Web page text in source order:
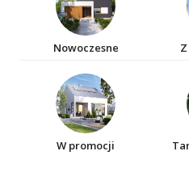
Nowoczesne
W promocji